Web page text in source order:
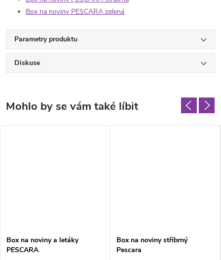
Box na noviny PESCARA zelená
Parametry produktu
Diskuse
Box na noviny a letáky
PESCARA
Box na noviny stříbrný
Pescara